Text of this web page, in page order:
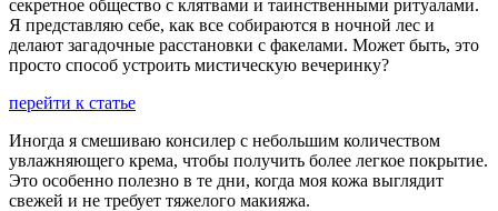
секретное общество с клятвами и таинственными ритуалами.
Я представляю себе, как все собираются в ночной лес и
делают загадочные расстановки с факелами. Может быть, это
просто способ устроить мистическую вечеринку?
перейти к статье
Иногда я смешиваю консилер с небольшим количеством
увлажняющего крема, чтобы получить более легкое покрытие.
Это особенно полезно в те дни, когда моя кожа выглядит
свежей и не требует тяжелого макияжа.